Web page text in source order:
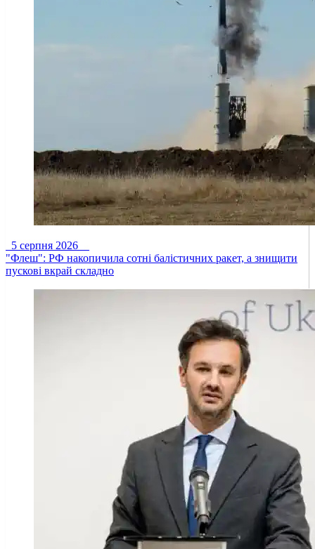
5 серпня 2026
"Флеш": РФ накопичила сотні балістичних ракет, а знищити
пускові вкрай складно